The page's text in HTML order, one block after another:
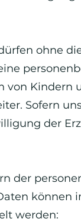
ohne
von Kindern
Sofern
der
der
können
werden: